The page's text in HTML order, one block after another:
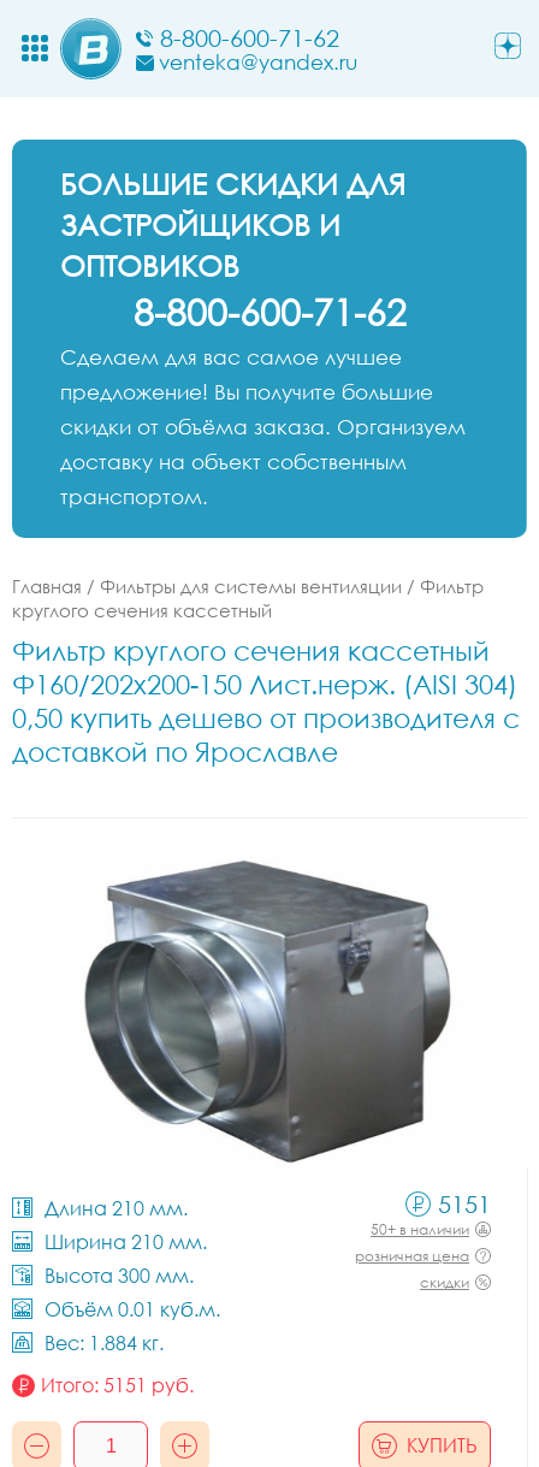
8-800-600-71-62
venteka@yandex.ru
БОЛЬШИЕ СКИДКИ ДЛЯ
ЗАСТРОЙЩИКОВ И
ОПТОВИКОВ
8-800-600-71-62
Сделаем для вас самое лучшее
предложение! Вы получите большие
скидки от объёма заказа. Организуем
доставку на объект собственным
транспортом.
Главная / Фильтры для системы вентиляции / Фильтр
круглого сечения кассетный
Фильтр круглого сечения кассетный
Ф160/202x200-150 Лист.нерж. (AISI 304)
0,50 купить дешево от производителя с
доставкой по Ярославле
Длина 210 мм.
Ширина 210 мм.
Высота 300 мм.
Объём 0.01 куб.м.
Вес: 1.884 кг.
5151
50+ в наличии
розничная цена
скидки
Итого: 5151 руб.
КУПИТЬ